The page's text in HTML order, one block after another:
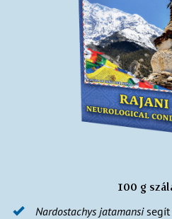
100 g
Nardostachys jatamansisegít